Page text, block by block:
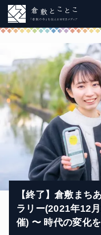
【終了】倉敷まち
ラリー(2021年12
催) 〜 時代の変化